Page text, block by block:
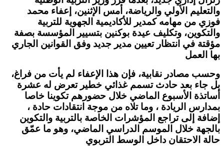
والتعليم الأولي والرياضة، أمس الإثنين، إعفاء محمد
فوزي من مهامه كمدير للأكاديمية الجهوية للتربية
والتكوين، وتكليف عيدة بوكنين بتسيير المؤسسة بصفة
مؤقتة في انتظار تعيين مدير جديد وفق القوانين الجاري
بها العمل
وحسب مصادر نقابية، فإن هذا الإعفاء لم يأت من فراغ،
بل جاء بعد حادث تسمم غذائي خطير تعرض له عشرة
أساتذة الأسبوع الماضي خلال حضورهم تكوينا خاصا
بمدارس الريادة ، وما تلاه من موجة انتقادات حادة ،
إضافة إلى تراجع المؤشرات الخاصة بالتربية والتكوين
بالجهة خلال الموسم الدراسي الماضي، وهو ما عمّق
حالة الاحتقان داخل الوسط التربوي